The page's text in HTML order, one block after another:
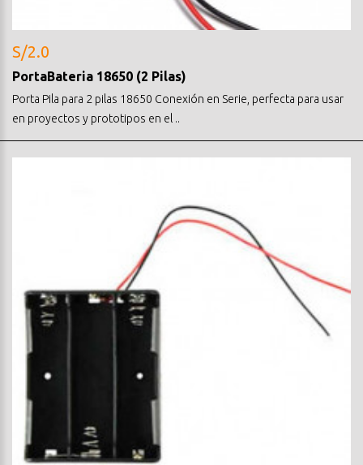
S/2.0
PortaBateria 18650 (2 Pilas)
Porta Pila para 2 pilas 18650 Conexión en Serie, perfecta para usar
en proyectos y prototipos en el ..